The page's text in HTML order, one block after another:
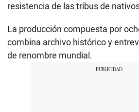
resistencia de las tribus de
La producción compuesta por
combina archivo histórico y
de renombre mundial.